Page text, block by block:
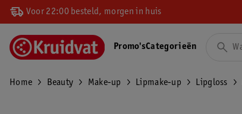
Voor 22:00 besteld, morgen in huis
Promo'sCategorieën
Home Beauty Make-up Lipmake-up Lipgloss